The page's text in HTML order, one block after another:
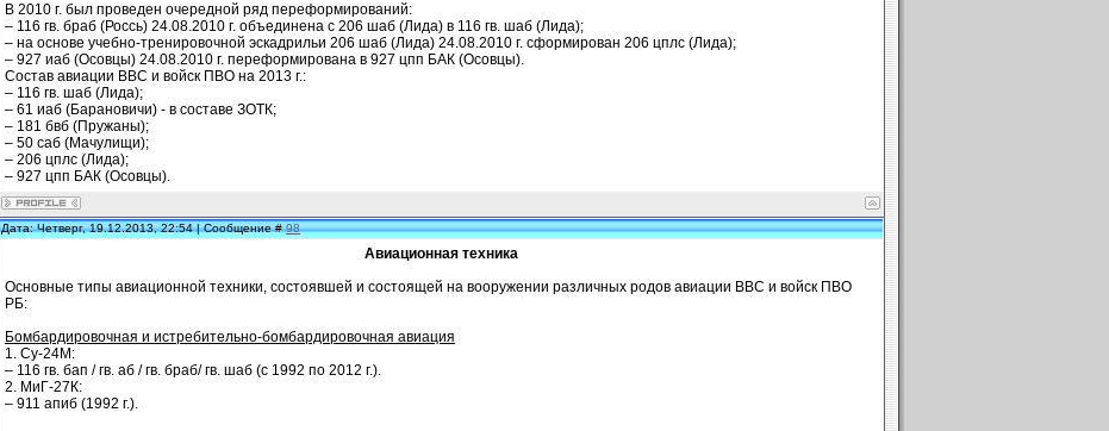
В 2010 г. был проведен очередной ряд переформирований:
– 116 гв. браб (Россь) 24.08.2010 г. объединена с 206 шаб (Лида) в 116 гв. шаб (Лида);
– на основе учебно-тренировочной эскадрильи 206 шаб (Лида) 24.08.2010 г. сформирован 206 цплс (Лида);
– 927 иаб (Осовцы) 24.08.2010 г. переформирована в 927 цпп БАК (Осовцы).
Состав авиации ВВС и войск ПВО на 2013 г.:
– 116 гв. шаб (Лида);
– 61 иаб (Барановичи) - в составе ЗОТК;
– 181 бвб (Пружаны);
– 50 саб (Мачулищи);
– 206 цплс (Лида);
– 927 цпп БАК (Осовцы).
Дата: Четверг, 19.12.2013, 22:54 | Сообщение #98
Авиационная техника
Основные типы авиационной техники, состоявшей и состоящей на вооружении различных родов авиации ВВС и войск ПВО
РБ:
Бомбардировочная и истребительно-бомбардировочная авиация
1. Су-24М:
– 116 гв. бап / гв. аб / гв. браб/ гв. шаб (с 1992 по 2012 г.).
2. МиГ-27К:
– 911 апиб (1992 г.).